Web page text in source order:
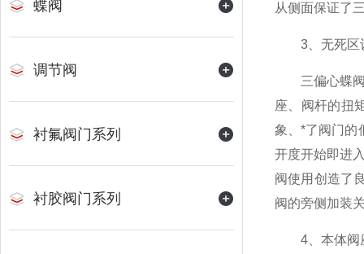
蝶阀
调节阀
衬氟阀门系列
衬胶阀门系列
从侧面保证了
3、无死区
三偏心蝶阀
座、阀杆的扭
象、*了阀门的
开度开始即进
阀使用创造了
阀的旁侧加装
4、本体阀